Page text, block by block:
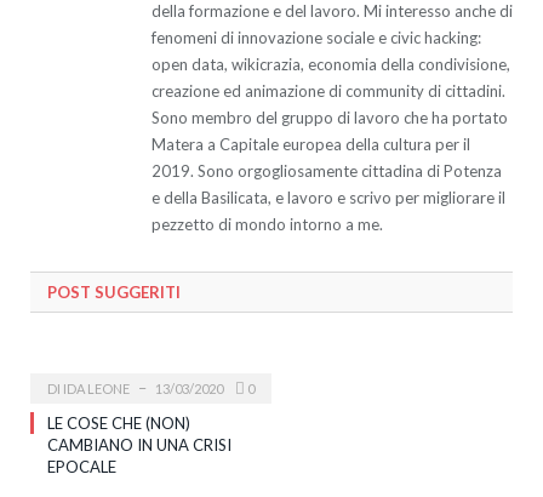
della formazione e del lavoro. Mi interesso anche di
fenomeni di innovazione sociale e civic hacking:
open data, wikicrazia, economia della condivisione,
creazione ed animazione di community di cittadini.
Sono membro del gruppo di lavoro che ha portato
Matera a Capitale europea della cultura per il
2019. Sono orgogliosamente cittadina di Potenza
e della Basilicata, e lavoro e scrivo per migliorare il
pezzetto di mondo intorno a me.
POST SUGGERITI
DI IDA LEONE 13/03/2020 0
LE COSE CHE (NON)
CAMBIANO IN UNA CRISI
EPOCALE